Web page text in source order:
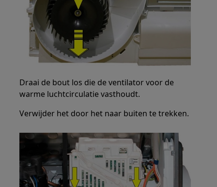
Draai de bout los die de ventilator voor de
warme luchtcirculatie vasthoudt.
Verwijder het door het naar buiten te trekken.